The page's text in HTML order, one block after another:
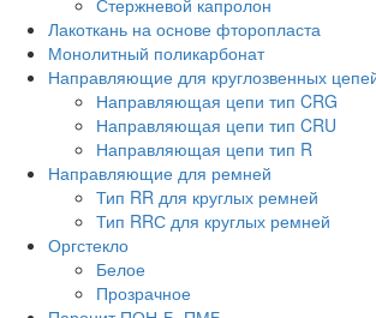
Стержневой капролон
Лакоткань на основе фторопласта
Монолитный поликарбонат
Направляющие для круглозвенных
Направляющая цепи тип CRG
Направляющая цепи тип CRU
Направляющая цепи тип R
Направляющие для ремней
Тип RR для круглых ремней
Тип RRС для круглых ремней
Оргстекло
Белое
Прозрачное